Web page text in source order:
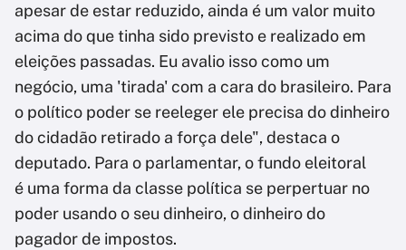
apesar de estar reduzido, ainda é um valor muito
acima do que tinha sido previsto e realizado em
eleições passadas. Eu avalio isso como um
negócio, uma 'tirada' com a cara do brasileiro. Para
o político poder se reeleger ele precisa do dinheiro
do cidadão retirado a força dele", destaca o
deputado. Para o parlamentar, o fundo eleitoral
é uma forma da classe política se perpertuar no
poder usando o seu dinheiro, o dinheiro do
pagador de impostos.